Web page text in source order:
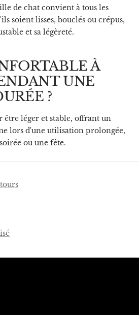
de chat convient à tous les
soient lisses, bouclés ou crépus,
et sa légèreté.
À
UNE
?
être léger et stable, offrant un
lors d'une utilisation prolongée,
ou une fête.